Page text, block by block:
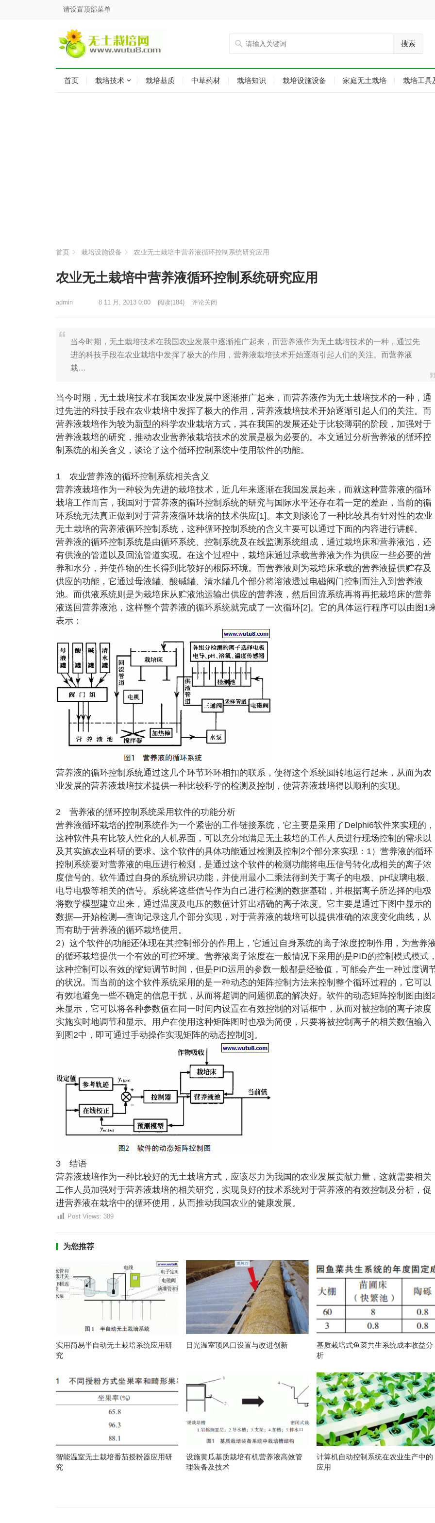
请设置顶部菜单
搜索
首页 栽培技术 栽培基质 中草药材 栽培知识 栽培设施设备 家庭无土栽培 栽培工具
首页 栽培设施设备 农业无土栽培中营养液循环控制系统研究应用
农业无土栽培中营养液循环控制系统研究应用
admin 8 11 月, 2013 0:00 阅读(184) 评论关闭
当今时期，无土栽培技术在我国农业发展中逐渐推广起来，而营养液作为无土栽培技术的一种，通过先
进的科技手段在农业栽培中发挥了极大的作用，营养液栽培技术开始逐渐引起人们的关注。而营养液
栽…
当今时期，无土栽培技术在我国农业发展中逐渐推广起来，而营养液作为无土栽培技术的一种，通
过先进的科技手段在农业栽培中发挥了极大的作用，营养液栽培技术开始逐渐引起人们的关注。而
营养液栽培作为较为新型的科学农业栽培方式，其在我国的发展还处于比较薄弱的阶段，加强对于
营养液栽培的研究，推动农业营养液栽培技术的发展是极为必要的。本文通过分析营养液的循环控
制系统的相关含义，谈论了这个循环控制系统中使用软件的功能。
1 农业营养液的循环控制系统相关含义
营养液栽培作为一种较为先进的栽培技术，近几年来逐渐在我国发展起来，而就这种营养液的循环
栽培工作而言，我国对于营养液的循环控制系统的研究与国际水平还存在着一定的差距，当前的循
环系统无法真正做到对于营养液循环栽培的技术供应[1]。本文则谈论了一种比较具有针对性的农业
无土栽培的营养液循环控制系统，这种循环控制系统的含义主要可以通过下面的内容进行讲解。
营养液的循环控制系统是由循环系统、控制系统及在线监测系统组成，通过栽培床和营养液池，还
有供液的管道以及回流管道实现。在这个过程中，栽培床通过承载营养液为作为供应一些必要的营
养和水分，并使作物的生长得到比较好的根际环境。而营养液则为栽培床承载的营养液提供贮存及
供应的功能，它通过母液罐、酸碱罐、清水罐几个部分将溶液透过电磁阀门控制而注入到营养液
池。而供液系统则是为栽培床从贮液池运输出供应的营养液，然后回流系统再将再把栽培床的营养
液送回营养液池，这样整个营养液的循环系统就完成了一次循环[2]。它的具体运行程序可以由图1
表示：
营养液的循环控制系统通过这几个环节环环相扣的联系，使得这个系统圆转地运行起来，从而为农
业发展的营养液栽培技术提供一种比较科学的检测及控制，使营养液栽培得以顺利的实现。
2 营养液的循环控制系统采用软件的功能分析
营养液循环栽培的控制系统作为一个紧密的工作链接系统，它主要是采用了Delphi6软件来实现的，
这种软件具有比较人性化的人机界面，可以充分地满足无土栽培的工作人员进行现场控制的需求以
及其实施农业科研的要求。这个软件的具体功能通过检测及控制2个部分来实现：1）营养液的循环
控制系统要对营养液的电压进行检测，是通过这个软件的检测功能将电压信号转化成相关的离子浓
度信号的。软件通过自身的系统辨识功能，并使用最小二乘法得到关于离子的电极、pH玻璃电极、
电导电极等相关的信号。系统将这些信号作为自己进行检测的数据基础，并根据离子所选择的电极
将数学模型建立出来，通过温度及电压的数值计算出精确的离子浓度。它主要是通过下图中显示的
数据—开始检测—查询记录这几个部分实现，对于营养液的栽培可以提供准确的浓度变化曲线，从
而有助于营养液的循环栽培使用。
2）这个软件的功能还体现在其控制部分的作用上，它通过自身系统的离子浓度控制作用，为营养
的循环栽培提供一个有效的可控环境。营养液离子浓度在一般情况下采用的是PID的控制模式模式，
这种控制可以有效的缩短调节时间，但是PID运用的参数一般都是经验值，可能会产生一种过度调
的状况。而当前的这个软件系统采用的是一种动态的矩阵控制方法来控制整个循环过程的，它可以
有效地避免一些不确定的信息干扰，从而将超调的问题彻底的解决好。软件的动态矩阵控制图由图
来显示，它可以将各种参数值在同一时间内设置在有效控制的对话框中，从而对被控制的离子浓度
实施实时地调节和显示。用户在使用这种矩阵图时也极为简便，只要将被控制离子的相关数值输入
到图2中，即可通过手动操作实现矩阵的动态控制[3]。
3 结语
营养液栽培作为一种比较好的无土栽培方式，应该尽力为我国的农业发展贡献力量，这就需要相关
工作人员加强对于营养液栽培的相关研究，实现良好的技术系统对于营养液的有效控制及分析，促
进营养液在栽培中的循环使用，从而推动我国农业的健康发展。
Post Views: 389
为您推荐
实用简易半自动无土栽培系统应用研
究
日光温室顶风口设置与改进创新
基质栽培式鱼菜共生系统成本收益分
析
智能温室无土栽培番茄授粉器应用研
究
设施黄瓜基质栽培有机营养液高效管
理装备及技术
计算机自动控制系统在农业生产中的
应用